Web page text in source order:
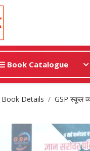
Book Catalogue
Book Details GSP स्कूल